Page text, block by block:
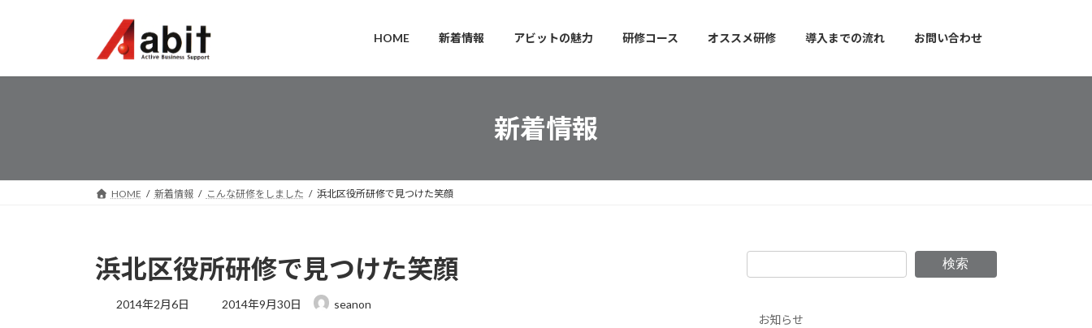
プ
動
HOME 新着情報 アビットの魅力 研修コース オススメ研修 導入までの流れ お問い合わせ
新着情報
HOME 新着情報 こんな研修をしました 浜北区役所研修で見つけた笑顔
浜北区役所研修で見つけた笑顔
2014年2月6日
最
2014年9月30日 seanon
検索
お知らせ